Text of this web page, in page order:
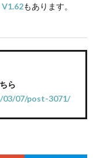
V1.62もあります。
ら
07/post-3071/